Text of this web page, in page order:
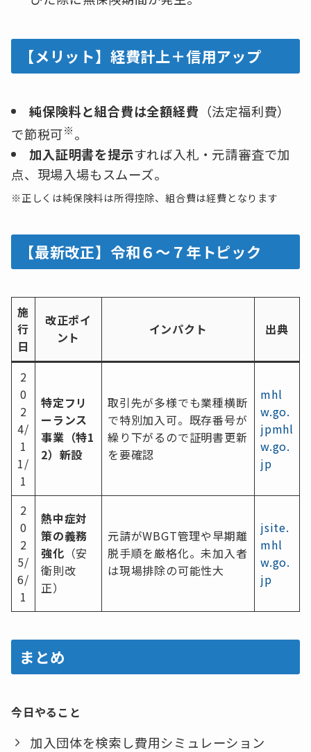
【メリット】経費計上＋信用アップ
純保険料と組合費は全額経費 （法定福利費）
で節税可※。
加入証明書を提示すれば入札・元請審査で加
点、現場入場もスムーズ。
※正しくは純保険料は所得控除、組合費は経費となります
【最新改正】令和６〜７年トピック
施
行
日
改正ポイ
ント
インパクト 出典
2
0
2
4/
1
1/
1
特定フリ
ーランス
事業（特1
2）新設
取引先が多様でも業種横断
で特別加入可。既存番号が
繰り下がるので証明書更新
を要確認
mhl
w.go.
jpmhl
w.go.
jp
2
0
2
5/
6/
1
熱中症対
策の義務
強化 （安
衛則改
正）
元請がWBGT管理や早期離
脱手順を厳格化。未加入者
は現場排除の可能性大
jsite.
mhl
w.go.
jp
まとめ
今日やること
加入団体を検索し費用シミュレーション